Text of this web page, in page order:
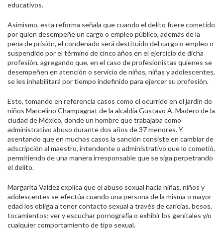
educativos.
Asimismo, esta reforma señala que cuando el delito fuere cometido
por quien desempeñe un cargo o empleo público, además de la
pena de prisión, el condenado será destituido del cargo o empleo o
suspendido por el término de cinco años en el ejercicio de dicha
profesión, agregando que, en el caso de profesionistas quienes se
desempeñen en atención o servicio de niños, niñas y adolescentes,
se les inhabilitará por tiempo indefinido para ejercer su profesión.
Esto, tomando en referencia casos como el ocurrido en el jardín de
niños Marcelino Champagnat de la alcaldía Gustavo A. Madero de la
ciudad de México, donde un hombre que trabajaba como
administrativo abuso durante dos años de 37 menores. Y
asentando que en muchos casos la sanción consiste en cambiar de
adscripción al maestro, intendente o administrativo que lo cometió,
permitiendo de una manera irresponsable que se siga perpetrando
el delito.
Margarita Valdez explica que el abuso sexual hacía niñas, niños y
adolescentes se efectúa cuando una persona de la misma o mayor
edad los obliga a tener contacto sexual a través de caricias, besos,
tocamientos; ver y escuchar pornografía o exhibir los genitales y/o
cualquier comportamiento de tipo sexual.